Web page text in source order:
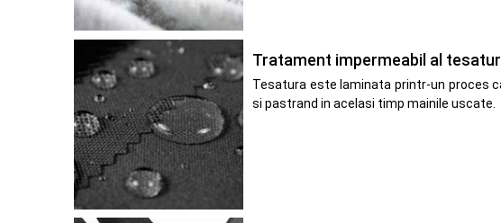
Tratament impermeabil al
Tesatura este laminata printr-un proces
si pastrand in acelasi timp mainile uscate.